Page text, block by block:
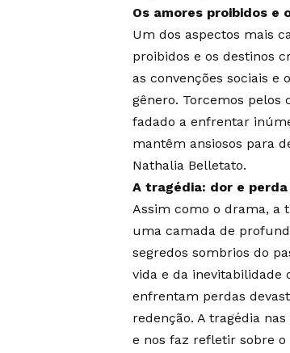
Os amores proibidos e
Um dos aspectos mais
proibidos e os destinos
as convenções sociais e
gênero. Torcemos pelos
fadado a enfrentar
mantêm ansiosos para
Nathalia Belletato.
A tragédia: dor e
Assim como o drama, a
uma camada de
segredos sombrios do
vida e da inevitabilidade
enfrentam perdas
redenção. A tragédia
e nos faz refletir sobre